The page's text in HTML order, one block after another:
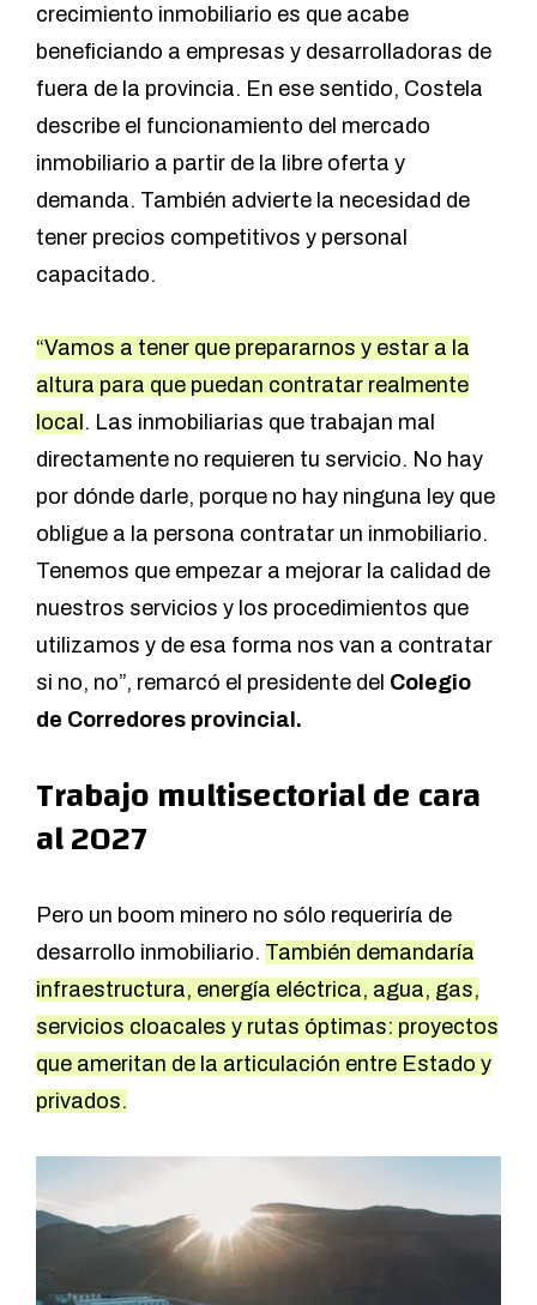
crecimiento inmobiliario es que acabe
beneficiando a empresas y desarrolladoras de
fuera de la provincia. En ese sentido, Costela
describe el funcionamiento del mercado
inmobiliario a partir de la libre oferta y
demanda. También advierte la necesidad de
tener precios competitivos y personal
capacitado.
“Vamos a tener que prepararnos y estar a la
altura para que puedan contratar realmente
local. Las inmobiliarias que trabajan mal
directamente no requieren tu servicio. No hay
por dónde darle, porque no hay ninguna ley que
obligue a la persona contratar un inmobiliario.
Tenemos que empezar a mejorar la calidad de
nuestros servicios y los procedimientos que
utilizamos y de esa forma nos van a contratar
si no, no”, remarcó el presidente del Colegio
de Corredores provincial.
Trabajo multisectorial de cara
al 2027
Pero un boom minero no sólo requeriría de
desarrollo inmobiliario. También demandaría
infraestructura, energía eléctrica, agua, gas,
servicios cloacales y rutas óptimas: proyectos
que ameritan de la articulación entre Estado y
privados.